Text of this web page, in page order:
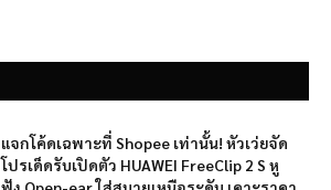
แจกโค้ดเฉพาะที่ Shopee เท่านั้น! หัวเว่ยจัด
โปรเด็ดรับเปิดตัว HUAWEI FreeClip 2 S หู